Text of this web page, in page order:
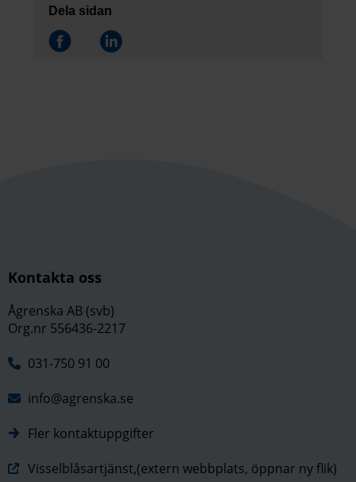
Dela sidan
Dela på
Kontakta oss
Ågrenska AB (svb)
Org.nr 556436-2217
031-750 91 00
info@agrenska.se
Fler kontaktuppgifter
Visselblåsartjänst,(extern webbplats, öppnar ny flik)